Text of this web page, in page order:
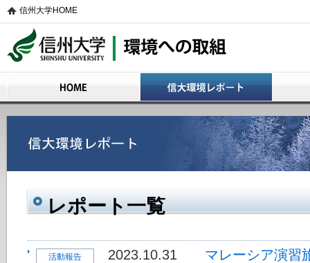
信州大学HOME
信州大学 環境への取組
レポート一覧
活動報告 2023.10.31 マレーシア演習